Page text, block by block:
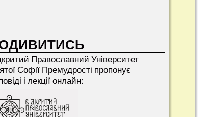
Прaвославний Університет
Софії Премудрості пропонує
і лекції онлайн: